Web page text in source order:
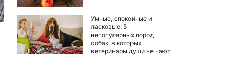
Умные, спокойные и
ласковые: 5
непопулярных пород
собак, в которых
ветеринары души не чают